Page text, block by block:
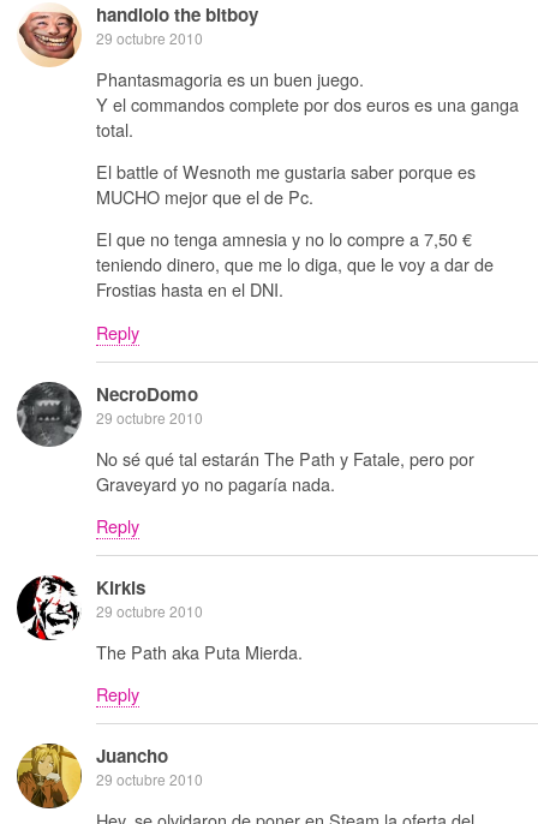
handlolo the bitboy
29 octubre 2010
Phantasmagoria es un buen juego.
Y el commandos complete por dos euros es una ganga
total.
El battle of Wesnoth me gustaria saber porque es
MUCHO mejor que el de Pc.
El que no tenga amnesia y no lo compre a 7,50 €
teniendo dinero, que me lo diga, que le voy a dar de
Frostias hasta en el DNI.
Reply
NecroDomo
29 octubre 2010
No sé qué tal estarán The Path y Fatale, pero por
Graveyard yo no pagaría nada.
Reply
Kirkis
29 octubre 2010
The Path aka Puta Mierda.
Reply
Juancho
29 octubre 2010